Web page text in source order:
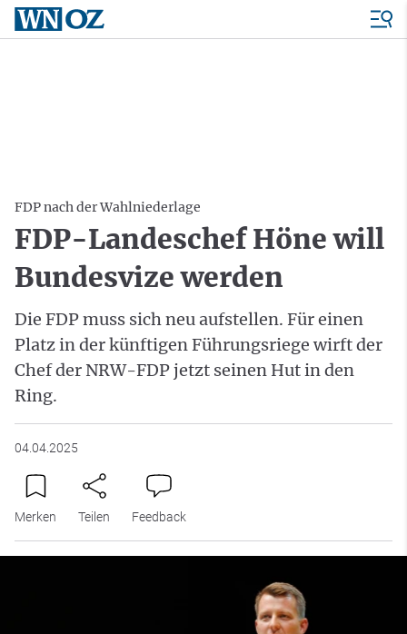
FDP nach der Wahlniederlage
FDP-Landeschef Höne will
Bundesvize werden
Die FDP muss sich neu aufstellen. Für einen
Platz in der künftigen Führungsriege wirft der
Chef der NRW-FDP jetzt seinen Hut in den
Ring.
04.04.2025
Merken Teilen Feedback